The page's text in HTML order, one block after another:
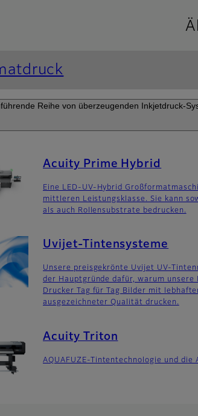
Reihe von überzeugenden Inkjetdruck-
Acuity Prime Hybrid
Eine LED-UV-Hybrid
mittleren Leistungsklasse. Sie kann
als auch Rollensubstrate bedrucken.
Uvijet-Tintensysteme
Unsere preisgekrönte Uvijet UV-
der Hauptgründe dafür, warum unsere
Drucker Tag für Tag Bilder mit
ausgezeichneter Qualität drucken.
Acuity Triton
AQUAFUZE-Tintentechnologie und die